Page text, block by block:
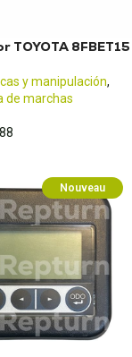
TOYOTA 8FBET15
y manipulación,
de marchas
Nouveau